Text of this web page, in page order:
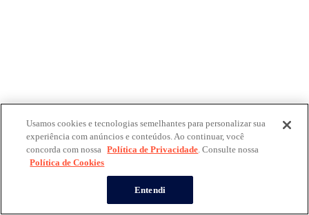
Usamos cookies e tecnologias semelhantes para personalizar sua
experiência com anúncios e conteúdos. Ao continuar, você
concorda com nossa Política de Privacidade. Consulte nossa
Política de Cookies
Entendi